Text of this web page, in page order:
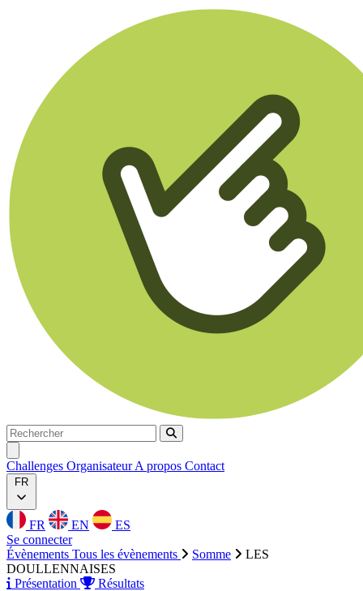
Rechercher
Rechercher
Challenges OrganisateurA propos Contact
FR
FR EN
ES
Se connecter
Évènements Tous les évènements Somme
LES
DOULLENNAISES
Présentation
Résultats